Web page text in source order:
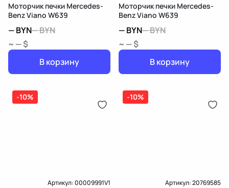
Моторчик печки Mercedes-
Benz Viano W639
—BYN—BYN
~ — $
В корзину
Моторчик печки Mercedes-
Benz Viano W639
—BYN—BYN
~ — $
В корзину
-10%
Артикул:00009991V1
-10%
Артикул:20769585